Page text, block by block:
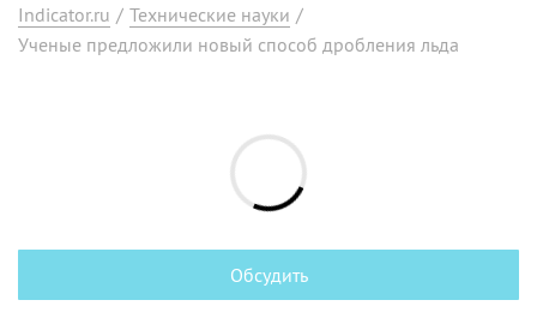
Indicator.ru / Технические науки /
Ученые предложили новый способ дробления льда
Обсудить